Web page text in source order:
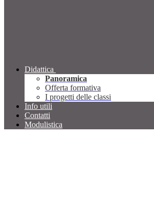
Didattica
Panoramica
Offerta formativa
I progetti delle classi
Info utili
Contatti
Modulistica